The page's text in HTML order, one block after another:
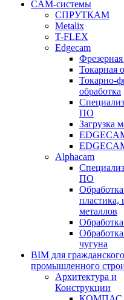
CAM-системы
СПРУТКAM
Metalix
T-FLEX
Edgecam
Токарная
Токарно-
обработка
ПО
Загрузка
Alphacam
ПО
пластика,
металлов
чугуна
BIM для
промышленного
Архитектура и
Конструкции